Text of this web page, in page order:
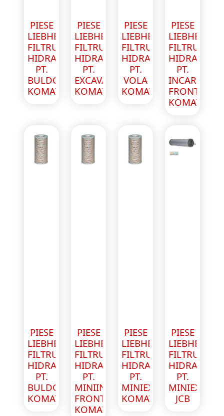
PIESE
LIEBHERR
FILTRU
HIDRAULIC
PT.
BULDOEXCAVATOR
KOMATSU
PIESE
LIEBHERR
FILTRU
HIDRAULIC
PT.
EXCAVATOR
KOMATSU
PIESE
LIEBHERR
FILTRU
HIDRAULIC
PT.
VOLA
KOMATSU
PIESE
LIEBHERR
FILTRU
HIDRAULIC
PT.
FRONTAL
KOMATSU
PIESE
LIEBHERR
FILTRU
HIDRAULIC
PT.
BULDOZER
KOMATSU
PIESE
LIEBHERR
FILTRU
HIDRAULIC
PT.
MINIINCARCATOR
FRONTAL
KOMATSU
PIESE
LIEBHERR
FILTRU
HIDRAULIC
PT.
MINIEXCAVATOR
KOMATSU
PIESE
LIEBHERR
FILTRU
HIDRAULIC
PT.
JCB